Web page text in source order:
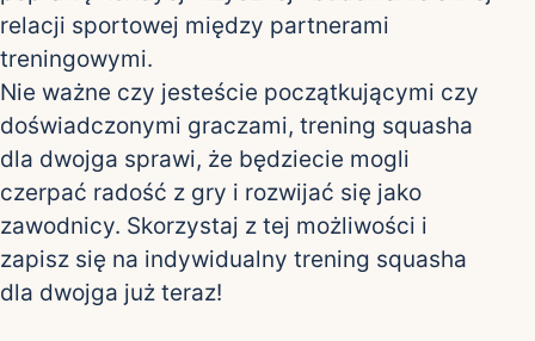
relacji sportowej między partnerami
treningowymi.
Nie ważne czy jesteście początkującymi czy
doświadczonymi graczami, trening squasha
dla dwojga sprawi, że będziecie mogli
czerpać radość z gry i rozwijać się jako
zawodnicy. Skorzystaj z tej możliwości i
zapisz się na indywidualny trening squasha
dla dwojga już teraz!